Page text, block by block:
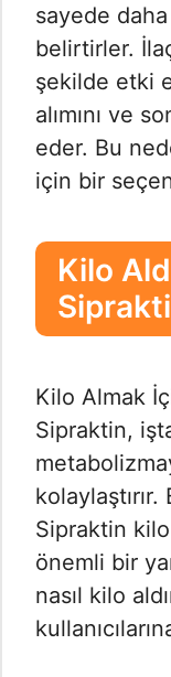
sayede daha
belirtirler.
şekilde etki
alımını ve
eder. Bu
için bir
Kilo
Kilo Almak
Sipraktin,
Sipraktin
önemli bir
nasıl kilo